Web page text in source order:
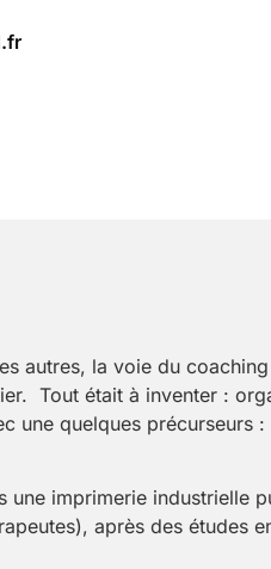
autres, la voie du
Tout était à inventer :
une quelques précurseurs
une imprimerie industrielle
après des études